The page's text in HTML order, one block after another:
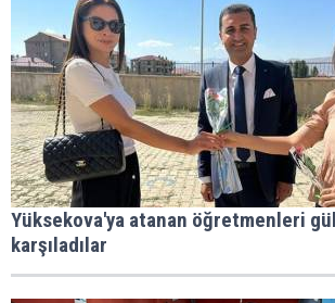
Yüksekova'ya atanan öğretmenleri
karşıladılar